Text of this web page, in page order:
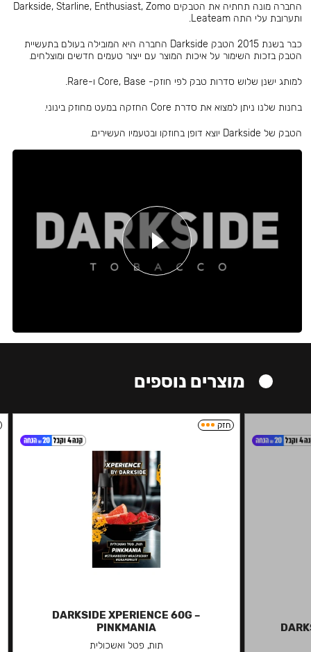
החברה מונה תחתיה את הטבקים Darkside, Starline, Enthusiast, Zomo
ותערובת עלי התה Leateam.
כבר בשנת 2015 הטבק Darkside החברה היא המובילה בעולם בתעשיית
הטבק בזכות השימור על איכות המוצר עם ייצור טעמים חדשים ומוצלחים.
למותג ישנן שלוש סדרות טבק לפי חוזק- Core, Base ו-Rare.
בחנות שלנו ניתן למצוא את סדרת Core החזקה במעט מחוזק בינוני.
הטבק של Darkside יוצא דופן בחוזקו ובטעמיו העשירים.
מוצרים נוספים
חזק
DARKSIDE XPERIENCE 60G –
PINKMANIA
תות, פטל ואשכולית